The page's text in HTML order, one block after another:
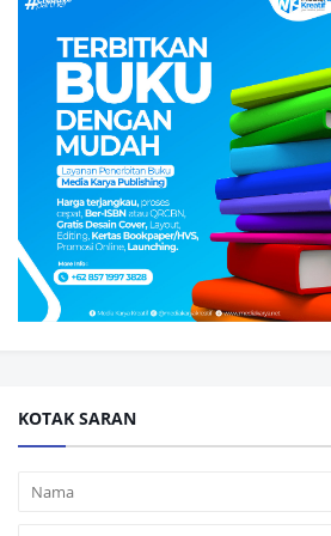
KOTAK SARAN